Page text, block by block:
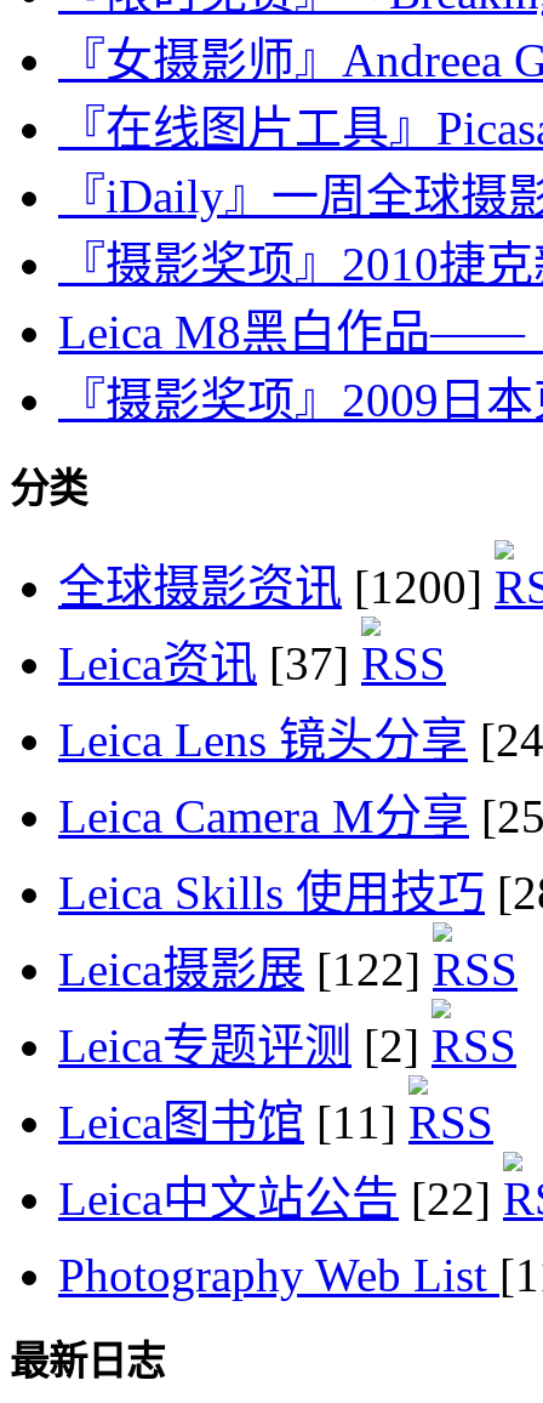
『女摄影师』Andreea
『在线图片工具』
『iDaily』一周全球摄
『摄影奖项』2010捷
Leica M8黑白作品——
『摄影奖项』2009日
分类
全球摄影资讯 [1200]
Leica资讯 [37]
Leica Lens 镜头分享
Leica Camera M分享
Leica Skills 使用技巧
Leica摄影展 [122]
Leica专题评测 [2]
Leica图书馆 [11]
Leica中文站公告 [22]
Photography Web List
最新日志